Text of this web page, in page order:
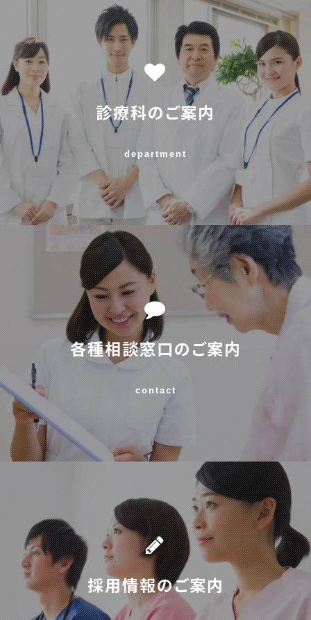
診療科のご案内
department
各種相談窓口のご案内
contact
採用情報のご案内